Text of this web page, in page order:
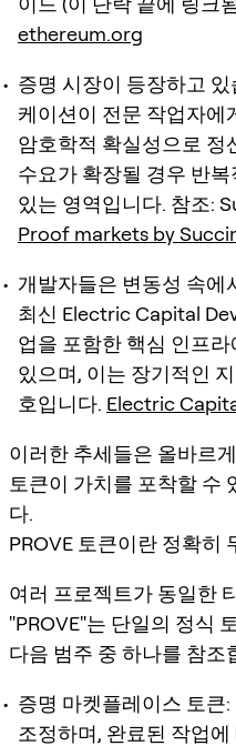
ethereum.org
증명 시장이 등장하고
케이션이 전문 작업자에
암호학적 확실성으로 정
수요가 확장될 경우 반
있는 영역입니다. 참조:
Proof markets by
개발자들은 변동성 속에
최신 Electric Capital
업을 포함한 핵심 인프
있으며, 이는 장기적인
호입니다. Electric
이러한 추세들은 올바르
토큰이 가치를 포착할 수
다.
PROVE 토큰이란 정확히
여러 프로젝트가 동일한
"PROVE"는 단일의 정식
다음 범주 중 하나를 참조
증명 마켓플레이스 토큰
조정하며, 완료된 작업